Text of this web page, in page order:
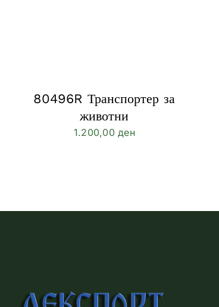
80496R Транспортер за
животни
1.200,00ден